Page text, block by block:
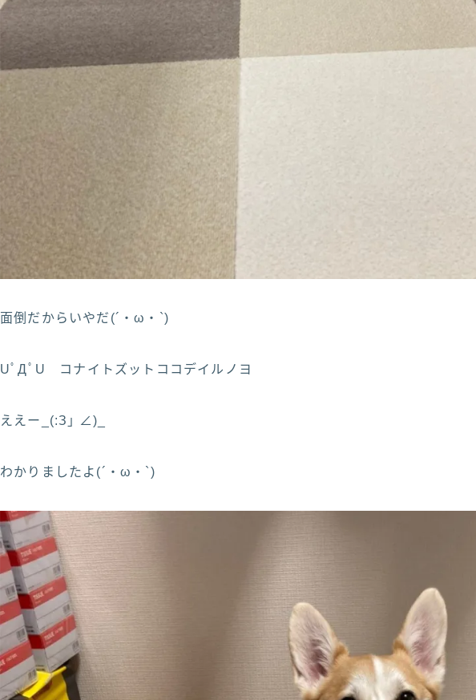
面倒だからいやだ(´・ω・`)
UﾟДﾟU コナイトズットココデイルノヨ
ええー_(:З｣ ∠)_
わかりましたよ(´・ω・`)